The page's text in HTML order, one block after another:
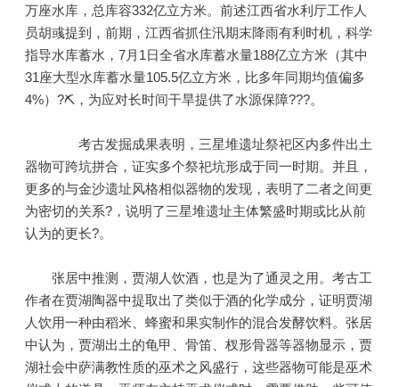
万座水库，总库容332亿立方米。前述江西省水利厅工作人
员胡彧提到，前期，江西省抓住汛期末降雨有利时机，科学
指导水库蓄水，7月1日全省水库蓄水量188亿立方米（其中
31座大型水库蓄水量105.5亿立方米，比多年同期均值偏多
4%）?⛏，为应对长时间干旱提供了水源保障???。
考古发掘成果表明，三星堆遗址祭祀区内多件出土
器物可跨坑拼合，证实多个祭祀坑形成于同一时期。并且，
更多的与金沙遗址风格相似器物的发现，表明了二者之间更
为密切的关系?，说明了三星堆遗址主体繁盛时期或比从前
认为的更长?。
张居中推测，贾湖人饮酒，也是为了通灵之用。考古工
作者在贾湖陶器中提取出了类似于酒的化学成分，证明贾湖
人饮用一种由稻米、蜂蜜和果实制作的混合发酵饮料。张居
中认为，贾湖出土的龟甲、骨笛、杈形骨器等器物显示，贾
湖社会中萨满教性质的巫术之风盛行，这些器物可能是巫术